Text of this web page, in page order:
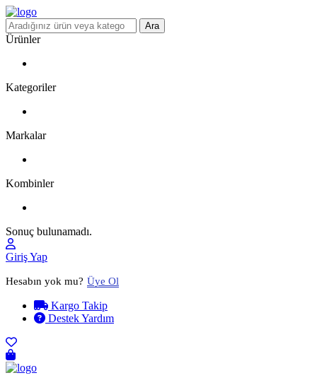
Ara
Ürünler
Kategoriler
Markalar
Kombinler
Sonuç bulunamadı.
Giriş Yap
Hesabın yok mu? Üye Ol
Kargo Takip
Destek Yardım